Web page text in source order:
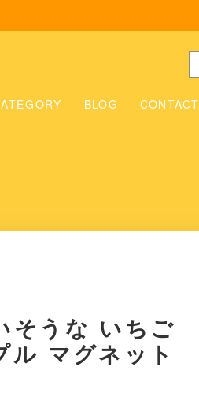
BLOG CONTACT
そうな いちご
ル マグネット